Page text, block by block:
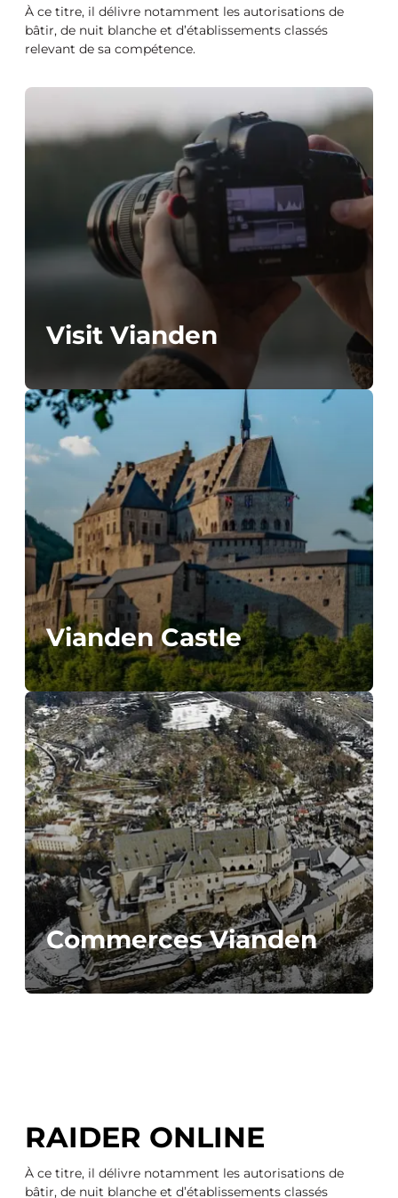
À ce titre, il délivre notamment les autorisations de
bâtir, de nuit blanche et d’établissements classés
relevant de sa compétence.
Visit Vianden
Vianden Castle
Commerces Vianden
RAIDER ONLINE
À ce titre, il délivre notamment les autorisations de
bâtir, de nuit blanche et d’établissements classés